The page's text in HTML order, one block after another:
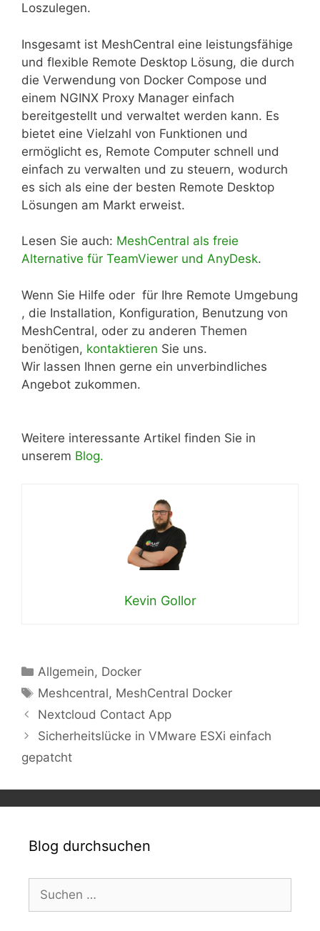
Loszulegen.
Insgesamt ist MeshCentral eine leistungsfähige
und flexible Remote Desktop Lösung, die durch
die Verwendung von Docker Compose und
einem NGINX Proxy Manager einfach
bereitgestellt und verwaltet werden kann. Es
bietet eine Vielzahl von Funktionen und
ermöglicht es, Remote Computer schnell und
einfach zu verwalten und zu steuern, wodurch
es sich als eine der besten Remote Desktop
Lösungen am Markt erweist.
Lesen Sie auch: MeshCentral als freie
Alternative für TeamViewer und AnyDesk.
Wenn Sie Hilfe oder für Ihre Remote Umgebung
, die Installation, Konfiguration, Benutzung von
MeshCentral, oder zu anderen Themen
benötigen, kontaktieren Sie uns.
Wir lassen Ihnen gerne ein unverbindliches
Angebot zukommen.
Weitere interessante Artikel finden Sie in
unserem Blog.
Kevin Gollor
Kategorien
Allgemein, Docker
Schlagwörter
Meshcentral, MeshCentral Docker
Nextcloud Contact App
Sicherheitslücke in VMware ESXi einfach
gepatcht
Blog durchsuchen
nach: